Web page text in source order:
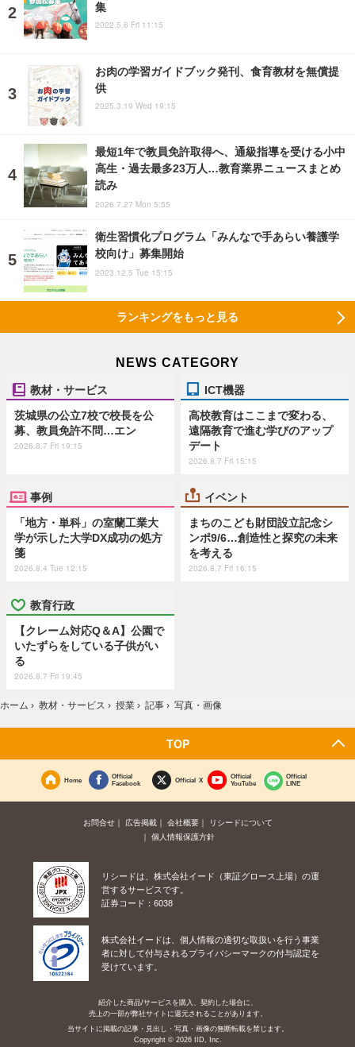
集
2022.5.6 Fri 11:15
お肉の学習ガイドブック発刊、食育教材を無償提
供
2025.3.19 Wed 19:15
最短1年で教員免許取得へ、通級指導を受ける小中
高生・過去最多23万人…教育業界ニュースまとめ
読み
2026.7.27 Mon 5:55
衛生習慣化プログラム「みんなで手あらい養護学
校向け」募集開始
2023.12.5 Tue 15:15
ランキングをもっと見る
NEWS CATEGORY
教材・サービス
茨城県の公立7校で校長を公
募、教員免許不問…エン
2026.8.7 Fri 19:15
ICT機器
高校教育はここまで変わる、
遠隔教育で進む学びのアップ
デート
2026.8.7 Fri 15:15
事例
「地方・単科」の室蘭工業大
学が示した大学DX成功の処方
箋
2026.8.4 Tue 12:15
イベント
まちのこども財団設立記念シ
ンポ9/6…創造性と探究の未来
を考える
2026.8.7 Fri 16:15
教育行政
【クレーム対応Q＆A】公園で
いたずらをしている子供がい
る
2026.8.7 Fri 19:45
ホーム › 教材・サービス › 授業 › 記事 › 写真・画像
TOP
Home
Official
Facebook
Official X
Official
YouTube
Official
LINE
お問合せ 広告掲載 会社概要
リシードについて
個人情報保護方針
リシードは、株式会社イード（東証グロース上場）の運
営するサービスです。
証券コード：6038
株式会社イードは、個人情報の適切な取扱いを行う事業
者に対して付与されるプライバシーマークの付与認定を
受けています。
紹介した商品/サービスを購入、契約した場合に、
売上の一部が弊社サイトに還元されることがあります。
当サイトに掲載の記事・見出し・写真・画像の無断転載を禁じます。
Copyright © 2026 IID, Inc.